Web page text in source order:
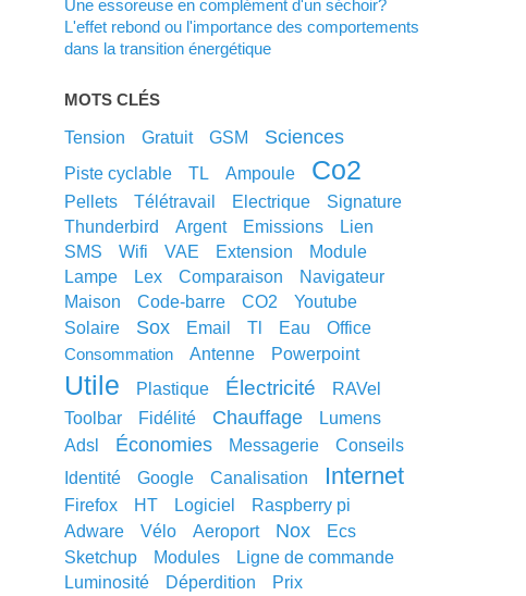
Une essoreuse en complément d'un séchoir?
L'effet rebond ou l'importance des comportements
dans la transition énergétique
MOTS CLÉS
tension gratuit GSM sciences
piste cyclable TL ampoule co2
pellets télétravail electrique
signature
thunderbird
argent emissions
lien
SMS
wifi VAE extension
module
lampe
lex comparaison
navigateur
maison
code-barre CO2
youtube
solaire
sox email eau office
consommation antenne powerpoint
utile plastique électricité
RAVel
toolbar
fidélité chauffage
lumens
adsl
économies messagerie
conseils
identité
google canalisation internet
Firefox HT logiciel
raspberry pi
adware
vélo aeroport nox
ecs
sketchup
modules
ligne de commande
luminosité
déperdition prix